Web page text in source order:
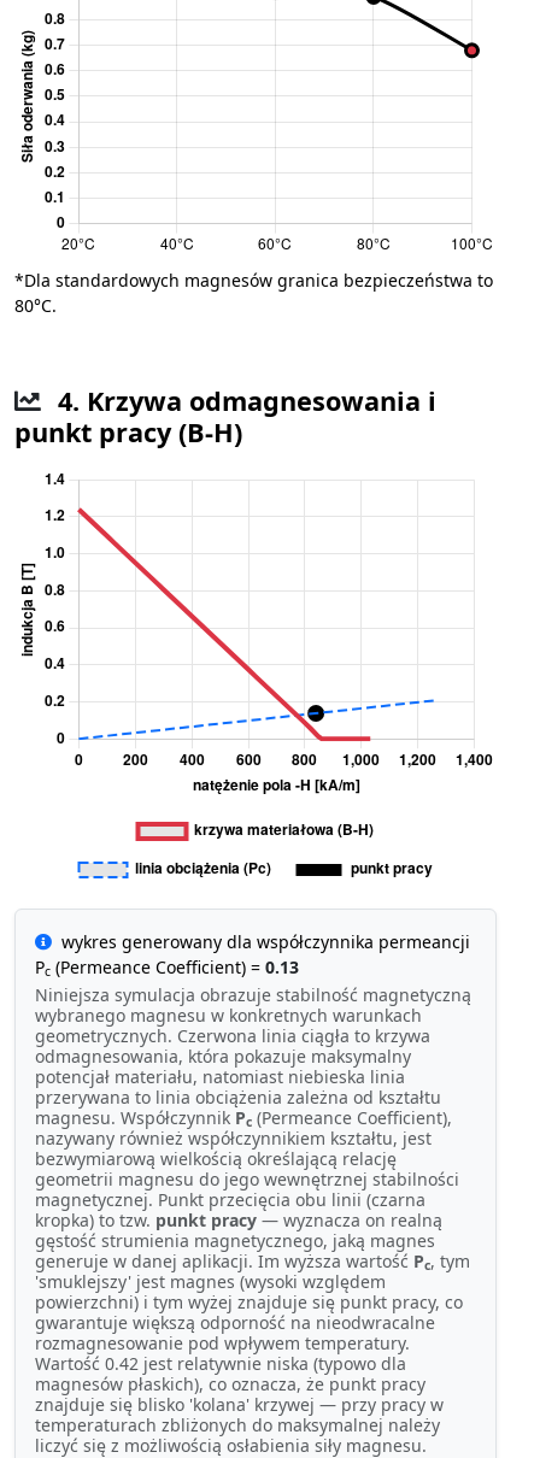
*Dla standardowych magnesów granica bezpieczeństwa to
80°C.
4. Krzywa odmagnesowania i
punkt pracy (B-H)
wykres generowany dla współczynnika permeancji
Pc (Permeance Coefficient) = 0.13
Niniejsza symulacja obrazuje stabilność magnetyczną
wybranego magnesu w konkretnych warunkach
geometrycznych. Czerwona linia ciągła to krzywa
odmagnesowania, która pokazuje maksymalny
potencjał materiału, natomiast niebieska linia
przerywana to linia obciążenia zależna od kształtu
magnesu. Współczynnik Pc (Permeance Coefficient),
nazywany również współczynnikiem kształtu, jest
bezwymiarową wielkością określającą relację
geometrii magnesu do jego wewnętrznej stabilności
magnetycznej. Punkt przecięcia obu linii (czarna
kropka) to tzw. punkt pracy — wyznacza on realną
gęstość strumienia magnetycznego, jaką magnes
generuje w danej aplikacji. Im wyższa wartość Pc, tym
'smuklejszy' jest magnes (wysoki względem
powierzchni) i tym wyżej znajduje się punkt pracy, co
gwarantuje większą odporność na nieodwracalne
rozmagnesowanie pod wpływem temperatury.
Wartość 0.42 jest relatywnie niska (typowo dla
magnesów płaskich), co oznacza, że punkt pracy
znajduje się blisko 'kolana' krzywej — przy pracy w
temperaturach zbliżonych do maksymalnej należy
liczyć się z możliwością osłabienia siły magnesu.